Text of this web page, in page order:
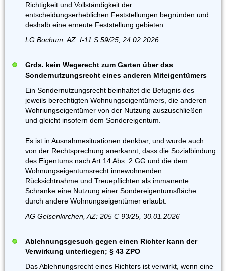
Richtigkeit und Vollständigkeit der
entscheidungserheblichen Feststellungen begründen und
deshalb eine erneute Feststellung gebieten.
LG Bochum, AZ: I-11 S 59/25, 24.02.2026
Grds. kein Wegerecht zum Garten über das
Sondernutzungsrecht eines anderen Miteigentümers
Ein Sondernutzungsrecht beinhaltet die Befugnis des
jeweils berechtigten Wohnungseigentümers, die anderen
Wohriungseigentümer von der Nutzung auszuschließen
und gleicht insofern dem Sondereigentum.
Es ist in Ausnahmesituationen denkbar, und wurde auch
von der Rechtsprechung anerkannt, dass die Sozialbindung
des Eigentums nach Art 14 Abs. 2 GG und die dem
Wohnungseigentumsrecht innewohnenden
Rücksichtnahme und Treuepflichten als immanente
Schranke eine Nutzung einer SondereigentumsfIäche
durch andere Wohnungseigentümer erlaubt.
AG Gelsenkirchen, AZ: 205 C 93/25, 30.01.2026
Ablehnungsgesuch gegen einen Richter kann der
Verwirkung unterliegen; § 43 ZPO
Das Ablehnungsrecht eines Richters ist verwirkt, wenn eine